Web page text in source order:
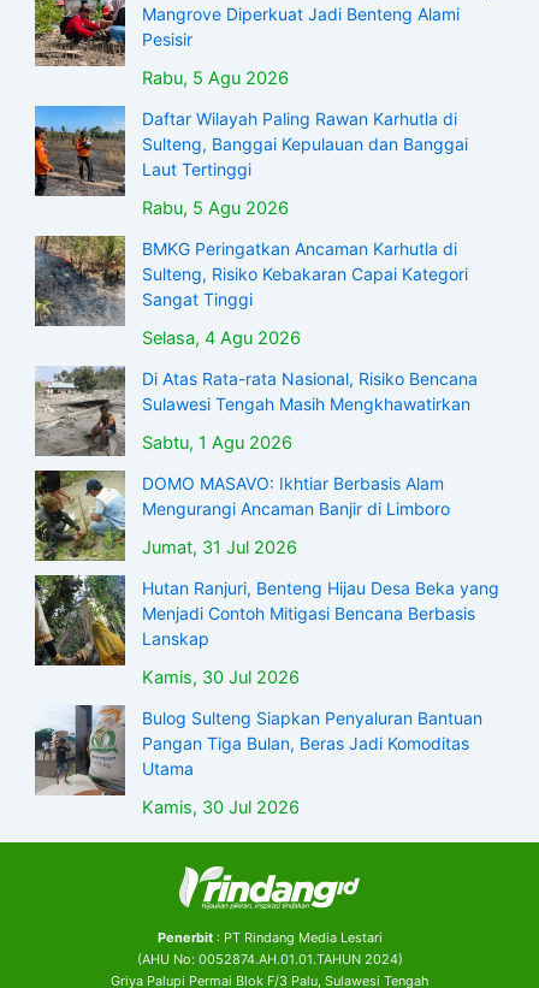
Mangrove Diperkuat Jadi Benteng Alami
Pesisir
Rabu, 5 Agu 2026
Daftar Wilayah Paling Rawan Karhutla di
Sulteng, Banggai Kepulauan dan Banggai
Laut Tertinggi
Rabu, 5 Agu 2026
BMKG Peringatkan Ancaman Karhutla di
Sulteng, Risiko Kebakaran Capai Kategori
Sangat Tinggi
Selasa, 4 Agu 2026
Di Atas Rata-rata Nasional, Risiko Bencana
Sulawesi Tengah Masih Mengkhawatirkan
Sabtu, 1 Agu 2026
DOMO MASAVO: Ikhtiar Berbasis Alam
Mengurangi Ancaman Banjir di Limboro
Jumat, 31 Jul 2026
Hutan Ranjuri, Benteng Hijau Desa Beka yang
Menjadi Contoh Mitigasi Bencana Berbasis
Lanskap
Kamis, 30 Jul 2026
Bulog Sulteng Siapkan Penyaluran Bantuan
Pangan Tiga Bulan, Beras Jadi Komoditas
Utama
Kamis, 30 Jul 2026
Penerbit: PT Rindang Media Lestari
(AHU No: 0052874.AH.01.01.TAHUN 2024)
Griya Palupi Permai Blok F/3 Palu, Sulawesi Tengah